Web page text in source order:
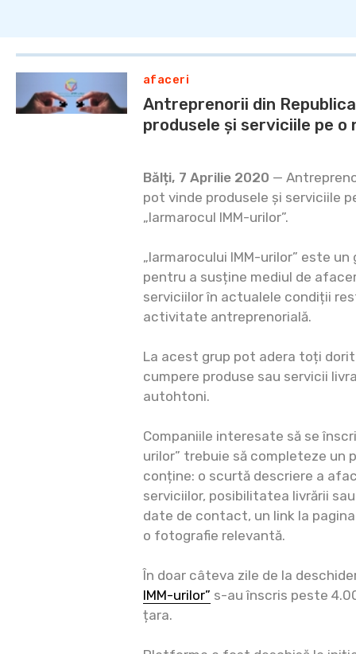
afaceri
Antreprenorii din
produsele și serviciile pe o
Bălți, 7 Aprilie 2020 —
pot vinde produsele și serviciile
„Iarmarocul IMM-urilor”.
„Iarmarocului IMM-urilor” este
pentru a susține mediul de
serviciilor în actualele condiții
activitate antreprenorială.
La acest grup pot adera toți
cumpere produse sau servicii
autohtoni.
Companiile interesate să se
urilor” trebuie să completeze un
conține: o scurtă descriere a
serviciilor, posibilitatea livrării
date de contact, un link la
o fotografie relevantă.
În doar câteva zile de la
IMM-urilor” s-au înscris peste
țara.